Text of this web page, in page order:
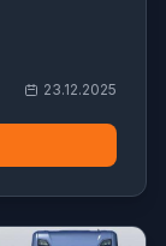
23.12.2025